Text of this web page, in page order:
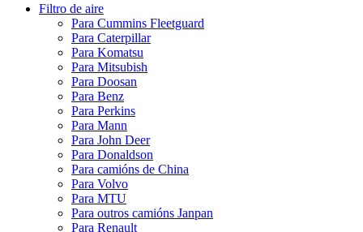
Filtro de aire
Para Cummins Fleetguard
Para Caterpillar
Para Komatsu
Para Mitsubish
Para Doosan
Para Benz
Para Perkins
Para Mann
Para John Deer
Para Donaldson
Para camións de China
Para Volvo
Para MTU
Para outros camións Janpan
Para Renault